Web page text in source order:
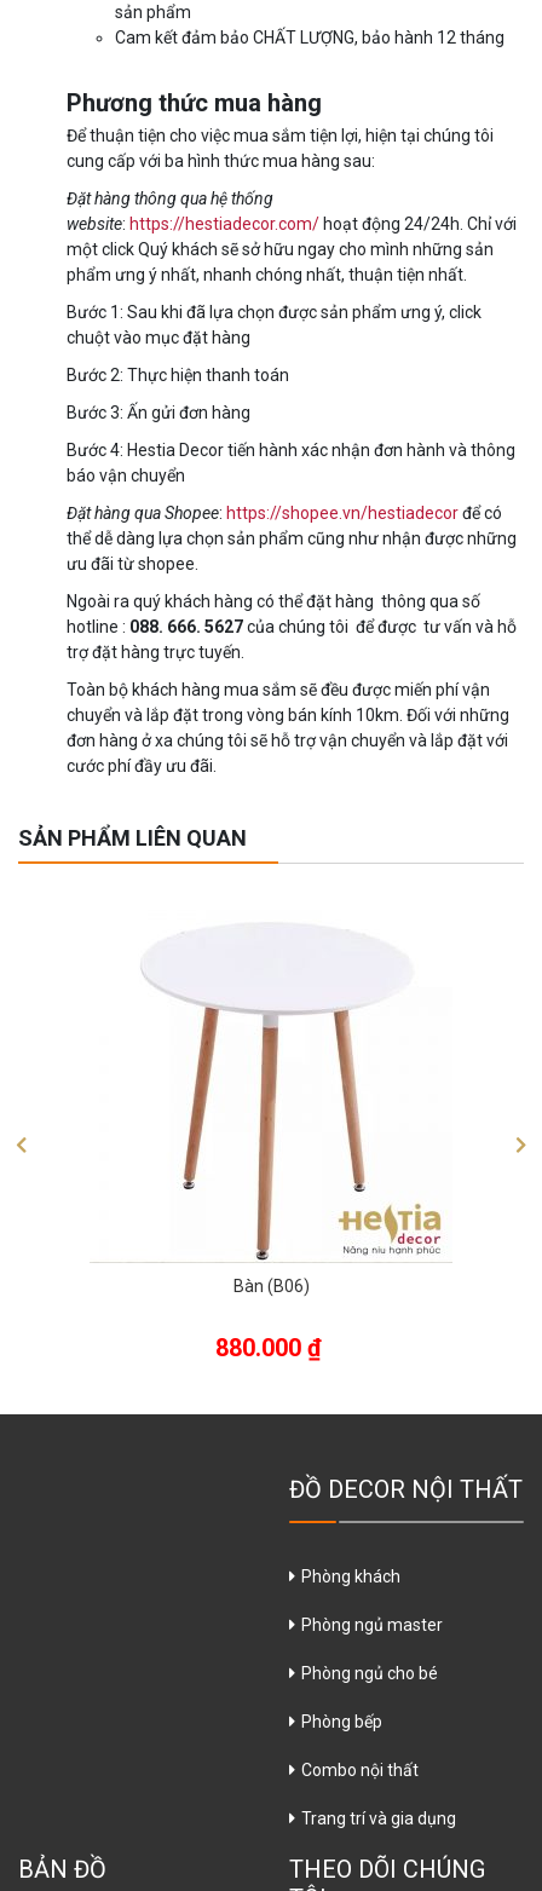
sản phẩm
Cam kết đảm bảo CHẤT LƯỢNG, bảo hành 12 tháng
Phương thức mua hàng
Để thuận tiện cho việc mua sắm tiện lợi, hiện tại chúng tôi
cung cấp với ba hình thức mua hàng sau:
Đặt hàng thông qua hệ thống
website: https://hestiadecor.com/ hoạt động 24/24h. Chỉ với
một click Quý khách sẽ sở hữu ngay cho mình những sản
phẩm ưng ý nhất, nhanh chóng nhất, thuận tiện nhất.
Bước 1: Sau khi đã lựa chọn được sản phẩm ưng ý, click
chuột vào mục đặt hàng
Bước 2: Thực hiện thanh toán
Bước 3: Ấn gửi đơn hàng
Bước 4: Hestia Decor tiến hành xác nhận đơn hành và thông
báo vận chuyển
Đặt hàng qua Shopee: https://shopee.vn/hestiadecorđể có
thể dễ dàng lựa chọn sản phẩm cũng như nhận được những
ưu đãi từ shopee.
Ngoài ra quý khách hàng có thể đặt hàng thông qua số
hotline : 088. 666. 5627của chúng tôi để được tư vấn và hỗ
trợ đặt hàng trực tuyến.
Toàn bộ khách hàng mua sắm sẽ đều được miến phí vận
chuyển và lắp đặt trong vòng bán kính 10km. Đối với những
đơn hàng ở xa chúng tôi sẽ hỗ trợ vận chuyển và lắp đặt với
cước phí đầy ưu đãi.
SẢN PHẨM LIÊN QUAN
Bàn (B06)
880.000 ₫
ĐỒ DECOR NỘI THẤT
Phòng khách
Phòng ngủ master
Phòng ngủ cho bé
Phòng bếp
Combo nội thất
Trang trí và gia dụng
BẢN ĐỒ
THEO DÕI CHÚNG